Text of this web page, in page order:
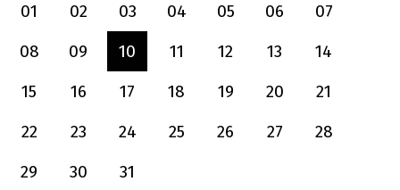
01
02 03 04 05 06
07
08
09 10 11 12 13
14
15
16 17 18 19 20
21
22
23 24 25 26 27
28
29
30 31